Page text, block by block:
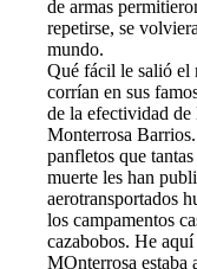
de armas
repetirse, se
mundo.
Qué fácil le salió el
corrían en sus
de la efectividad de
Monterrosa
panfletos que
muerte les han
aerotransportados
los campamentos
cazabobos. He
MOnterrosa estaba